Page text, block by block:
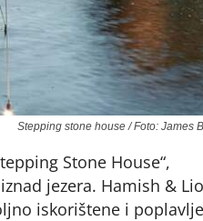
Stepping stone house / Foto: James
Stone House“,
jezera. Hamish &
iskorištene i